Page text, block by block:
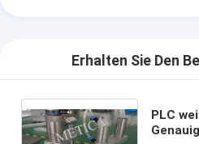
Erhalten Sie Den
PLC